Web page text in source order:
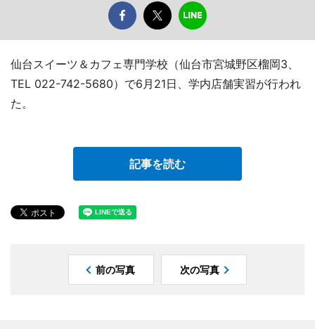
仙台スイーツ＆カフェ専門学校（仙台市宮城野区榴岡3、
TEL 022-742-5680）で6月21日、学内店舗実習が行われ
た。
記事を読む
前の写真 次の写真